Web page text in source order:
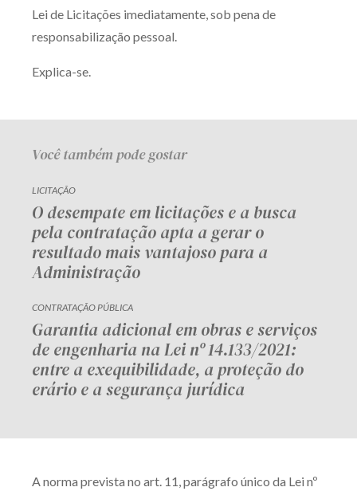
Lei de Licitações imediatamente, sob pena de
responsabilização pessoal.
Explica-se.
Você também pode gostar
LICITAÇÃO
O desempate em licitações e a busca
pela contratação apta a gerar o
resultado mais vantajoso para a
Administração
CONTRATAÇÃO PÚBLICA
Garantia adicional em obras e serviços
de engenharia na Lei nº 14.133/2021:
entre a exequibilidade, a proteção do
erário e a segurança jurídica
A norma prevista no art. 11, parágrafo único da Lei nº